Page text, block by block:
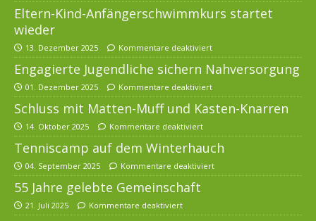
Eltern-Kind-Anfängerschwimmkurs startet
wieder
13. Dezember 2025 Kommentare deaktiviert
Engagierte Jugendliche sichern Nahversorgung
01. Dezember 2025 Kommentare deaktiviert
Schluss mit Matten-Muff und Kasten-Knarren
14. Oktober 2025 Kommentare deaktiviert
Tenniscamp auf dem Winterhauch
04. September 2025 Kommentare deaktiviert
55 Jahre gelebte Gemeinschaft
21. Juli 2025 Kommentare deaktiviert